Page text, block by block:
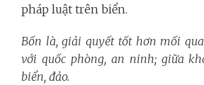
pháp luật trên biển.
Bốn là, giải quyết tốt hơn mối
với quốc phòng, an ninh; giữa
biển, đảo.